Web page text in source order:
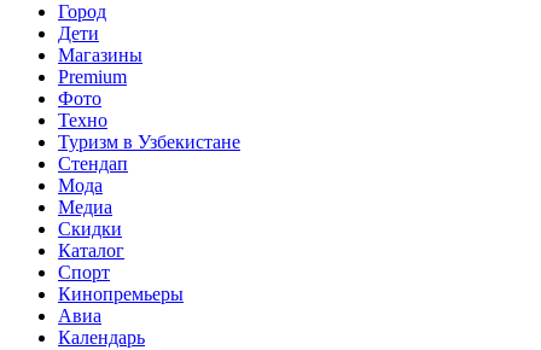
Город
Дети
Магазины
Premium
Фото
Техно
Туризм в Узбекистане
Стендап
Мода
Медиа
Скидки
Каталог
Спорт
Кинопремьеры
Авиа
Календарь